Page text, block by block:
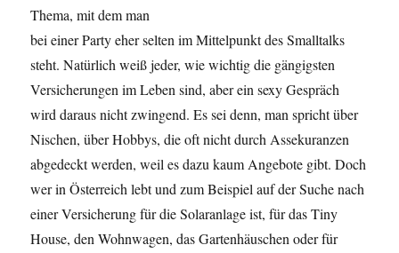
Thema, mit dem man
bei einer Party eher selten im Mittelpunkt des Smalltalks
steht. Natürlich weiß jeder, wie wichtig die gängigsten
Versicherungen im Leben sind, aber ein sexy Gespräch
wird daraus nicht zwingend. Es sei denn, man spricht über
Nischen, über Hobbys, die oft nicht durch Assekuranzen
abgedeckt werden, weil es dazu kaum Angebote gibt. Doch
wer in Österreich lebt und zum Beispiel auf der Suche nach
einer Versicherung für die Solaranlage ist, für das Tiny
House, den Wohnwagen, das Gartenhäuschen oder für